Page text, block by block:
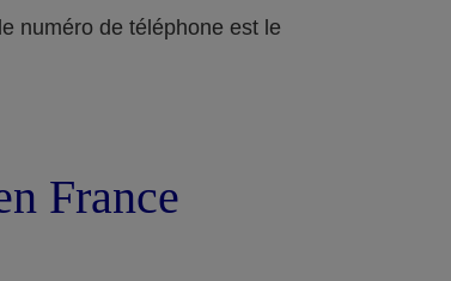
numéro de téléphone est le
France